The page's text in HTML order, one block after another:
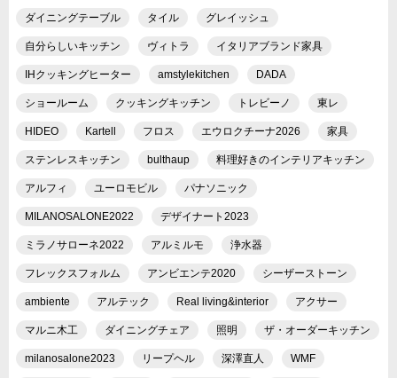
ダイニングテーブル タイル グレイッシュ
自分らしいキッチン ヴィトラ イタリアブランド家具
IHクッキングヒーター amstylekitchen DADA
ショールーム クッキングキッチン トレビーノ 東レ
HIDEO Kartell フロス エウロクチーナ2026 家具
ステンレスキッチン bulthaup 料理好きのインテリアキッチン
アルフィ ユーロモビル パナソニック
MILANOSALONE2022 デザイナート2023
ミラノサローネ2022 アルミルモ 浄水器
フレックスフォルム アンビエンテ2020 シーザーストーン
ambiente アルテック Real living&interior アクサー
マルニ木工 ダイニングチェア 照明 ザ・オーダーキッチン
milanosalone2023 リープヘル 深澤直人 WMF